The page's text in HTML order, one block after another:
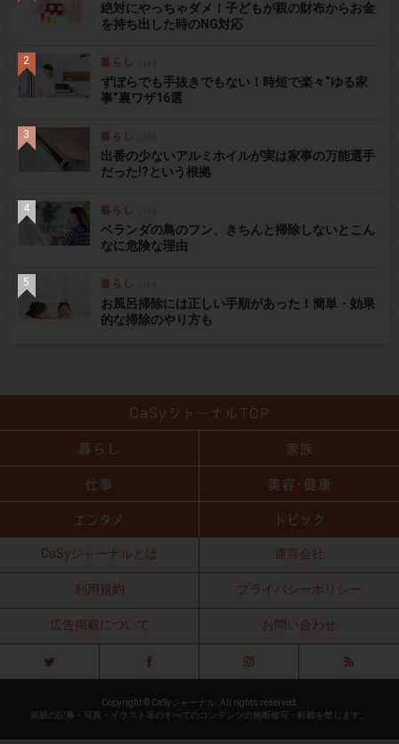
絶対にやっちゃダメ！子どもが親の財布からお金
を持ち出した時のNG対応
ずぼらでも手抜きでもない！時短で楽々“ゆる家
事”裏ワザ16選
出番の少ないアルミホイルが実は家事の万能選手
だった!?という根拠
ベランダの鳥のフン、きちんと掃除しないとこん
なに危険な理由
お風呂掃除には正しい手順があった！簡単・効果
的な掃除のやり方も
CaSyジャーナルとは 運営会社
利用規約 プライバシーポリシー
広告掲載について お問い合わせ
Copyright © CaSyジャーナル. All rights reserved.
掲載の記事・写真・イラスト等のすべてのコンテンツの無断複写・転載を禁じます。